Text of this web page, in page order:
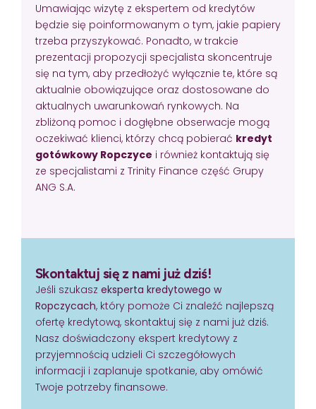
Umawiając wizytę z ekspertem od kredytów
będzie się poinformowanym o tym, jakie papiery
trzeba przyszykować. Ponadto, w trakcie
prezentacji propozycji specjalista skoncentruje
się na tym, aby przedłożyć wyłącznie te, które są
aktualnie obowiązujące oraz dostosowane do
aktualnych uwarunkowań rynkowych. Na
zbliżoną pomoc i dogłębne obserwacje mogą
oczekiwać klienci, którzy chcą pobierać kredyt
gotówkowy Ropczyce i również kontaktują się
ze specjalistami z Trinity Finance część Grupy
ANG S.A.
Skontaktuj się z nami już dziś!
Jeśli szukasz eksperta kredytowego w
Ropczycach, który pomoże Ci znaleźć najlepszą
ofertę kredytową, skontaktuj się z nami już dziś.
Nasz doświadczony ekspert kredytowy z
przyjemnością udzieli Ci szczegółowych
informacji i zaplanuje spotkanie, aby omówić
Twoje potrzeby finansowe.